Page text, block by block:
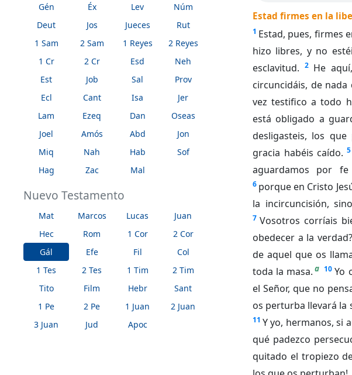
Gén Éx Lev
Núm
Deut
Jos Jueces
Rut
1 Sam
2 Sam 1 Reyes
2 Reyes
1 Cr
2 Cr Esd
Neh
Est
Job Sal
Prov
Ecl
Cant Isa
Jer
Lam
Ezeq Dan
Oseas
Joel
Amós Abd
Jon
Miq
Nah Hab
Sof
Hag
Zac Mal
Nuevo Testamento
Mat Marcos Lucas
Juan
Hec
Rom 1 Cor
2 Cor
Gál
Efe Fil
Col
1 Tes
2 Tes 1 Tim
2 Tim
Tito
Film Hebr
Sant
1 Pe
2 Pe 1 Juan
2 Juan
3 Juan
Jud Apoc
Estad firmes en la
1 Estad, pues, firmes
hizo libres, y no
esclavitud. 2 He
circuncidáis, de
vez testifico a todo
está obligado a
desligasteis, los
gracia habéis caído. 5
aguardamos por
6 porque en Cristo
la incircuncisión,
7 Vosotros corríais
obedecer a la verdad?
de aquel que os
toda la masa. a 10 Yo
el Señor, que no
os perturba llevará la
11 Y yo, hermanos, si
qué padezco
quitado el tropiezo